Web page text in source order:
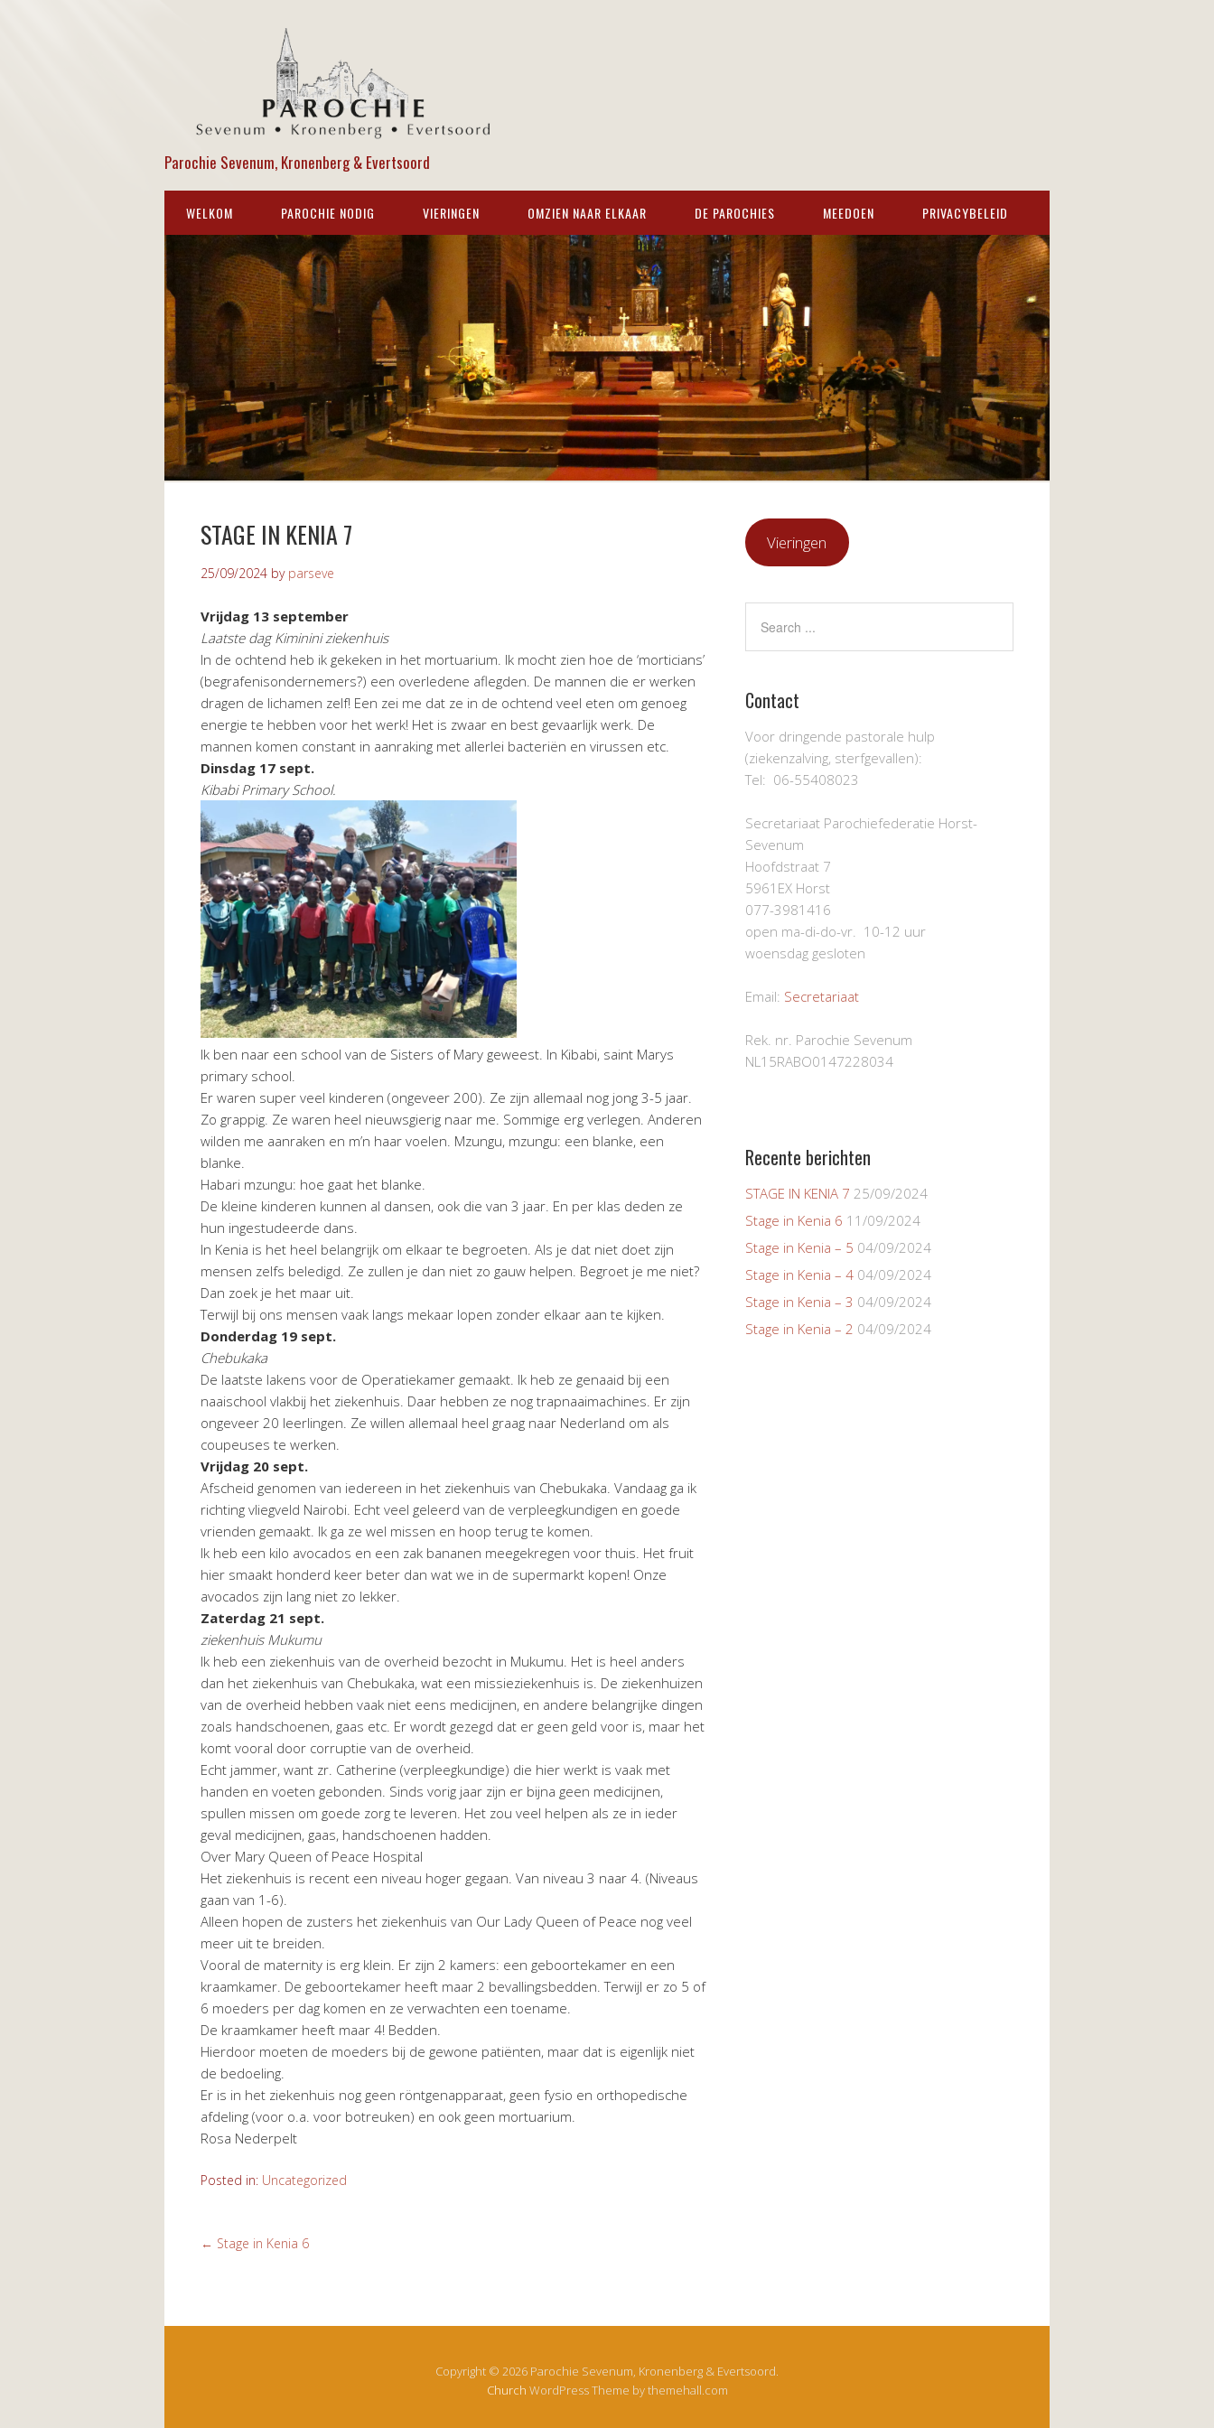
Parochie Sevenum, Kronenberg & Evertsoord
WELKOM PAROCHIE NODIG VIERINGEN OMZIEN NAAR ELKAAR DE PAROCHIES MEEDOEN PRIVACYBELEID
STAGE IN KENIA 7
25/09/2024 by parseve
Vrijdag 13 september
Laatste dag Kiminini ziekenhuis
In de ochtend heb ik gekeken in het mortuarium. Ik mocht zien hoe de ‘morticians’
(begrafenisondernemers?) een overledene aflegden. De mannen die er werken
dragen de lichamen zelf! Een zei me dat ze in de ochtend veel eten om genoeg
energie te hebben voor het werk! Het is zwaar en best gevaarlijk werk. De
mannen komen constant in aanraking met allerlei bacteriën en virussen etc.
Dinsdag 17 sept.
Kibabi Primary School.
Ik ben naar een school van de Sisters of Mary geweest. In Kibabi, saint Marys
primary school.
Er waren super veel kinderen (ongeveer 200). Ze zijn allemaal nog jong 3-5 jaar.
Zo grappig. Ze waren heel nieuwsgierig naar me. Sommige erg verlegen. Anderen
wilden me aanraken en m’n haar voelen. Mzungu, mzungu: een blanke, een
blanke.
Habari mzungu: hoe gaat het blanke.
De kleine kinderen kunnen al dansen, ook die van 3 jaar. En per klas deden ze
hun ingestudeerde dans.
In Kenia is het heel belangrijk om elkaar te begroeten. Als je dat niet doet zijn
mensen zelfs beledigd. Ze zullen je dan niet zo gauw helpen. Begroet je me niet?
Dan zoek je het maar uit.
Terwijl bij ons mensen vaak langs mekaar lopen zonder elkaar aan te kijken.
Donderdag 19 sept.
Chebukaka
De laatste lakens voor de Operatiekamer gemaakt. Ik heb ze genaaid bij een
naaischool vlakbij het ziekenhuis. Daar hebben ze nog trapnaaimachines. Er zijn
ongeveer 20 leerlingen. Ze willen allemaal heel graag naar Nederland om als
coupeuses te werken.
Vrijdag 20 sept.
Afscheid genomen van iedereen in het ziekenhuis van Chebukaka. Vandaag ga ik
richting vliegveld Nairobi. Echt veel geleerd van de verpleegkundigen en goede
vrienden gemaakt. Ik ga ze wel missen en hoop terug te komen.
Ik heb een kilo avocados en een zak bananen meegekregen voor thuis. Het fruit
hier smaakt honderd keer beter dan wat we in de supermarkt kopen! Onze
avocados zijn lang niet zo lekker.
Zaterdag 21 sept.
ziekenhuis Mukumu
Ik heb een ziekenhuis van de overheid bezocht in Mukumu. Het is heel anders
dan het ziekenhuis van Chebukaka, wat een missieziekenhuis is. De ziekenhuizen
van de overheid hebben vaak niet eens medicijnen, en andere belangrijke dingen
zoals handschoenen, gaas etc. Er wordt gezegd dat er geen geld voor is, maar het
komt vooral door corruptie van de overheid.
Echt jammer, want zr. Catherine (verpleegkundige) die hier werkt is vaak met
handen en voeten gebonden. Sinds vorig jaar zijn er bijna geen medicijnen,
spullen missen om goede zorg te leveren. Het zou veel helpen als ze in ieder
geval medicijnen, gaas, handschoenen hadden.
Over Mary Queen of Peace Hospital
Het ziekenhuis is recent een niveau hoger gegaan. Van niveau 3 naar 4. (Niveaus
gaan van 1-6).
Alleen hopen de zusters het ziekenhuis van Our Lady Queen of Peace nog veel
meer uit te breiden.
Vooral de maternity is erg klein. Er zijn 2 kamers: een geboortekamer en een
kraamkamer. De geboortekamer heeft maar 2 bevallingsbedden. Terwijl er zo 5 of
6 moeders per dag komen en ze verwachten een toename.
De kraamkamer heeft maar 4! Bedden.
Hierdoor moeten de moeders bij de gewone patiënten, maar dat is eigenlijk niet
de bedoeling.
Er is in het ziekenhuis nog geen röntgenapparaat, geen fysio en orthopedische
afdeling (voor o.a. voor botreuken) en ook geen mortuarium.
Rosa Nederpelt
Posted in: Uncategorized
← Stage in Kenia 6
Vieringen
Contact
Voor dringende pastorale hulp
(ziekenzalving, sterfgevallen):
Tel: 06-55408023
Secretariaat Parochiefederatie Horst-
Sevenum
Hoofdstraat 7
5961EX Horst
077-3981416
open ma-di-do-vr. 10-12 uur
woensdag gesloten
Email: Secretariaat
Rek. nr. Parochie Sevenum
NL15RABO0147228034
Recente berichten
STAGE IN KENIA 7 25/09/2024
Stage in Kenia 6 11/09/2024
Stage in Kenia – 5 04/09/2024
Stage in Kenia – 4 04/09/2024
Stage in Kenia – 3 04/09/2024
Stage in Kenia – 2 04/09/2024
Copyright © 2026 Parochie Sevenum, Kronenberg & Evertsoord.
Church WordPress Theme by themehall.com